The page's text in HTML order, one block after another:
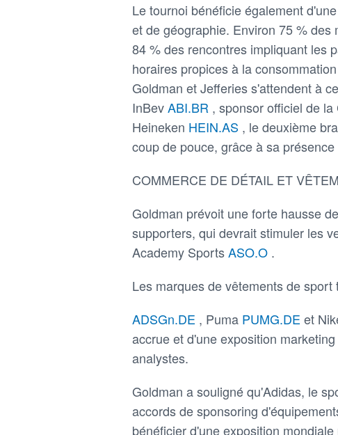
Le tournoi bénéficie également
et de géographie. Environ 75 %
84 % des rencontres impliquant les
horaires propices à la
Goldman et Jefferies s'attendent à
InBevABI.BR , sponsor officiel de
Heineken HEIN.AS , le deuxième
coup de pouce, grâce à sa
COMMERCE DE DÉTAIL ET
Goldman prévoit une forte hausse
supporters, qui devrait stimuler les
Academy SportsASO.O .
Les marques de vêtements de sport
ADSGn.DE , Puma PUMG.DE et
accrue et d'une exposition
analystes.
Goldman a souligné qu'Adidas, le
accords de sponsoring
bénéficier d'une exposition